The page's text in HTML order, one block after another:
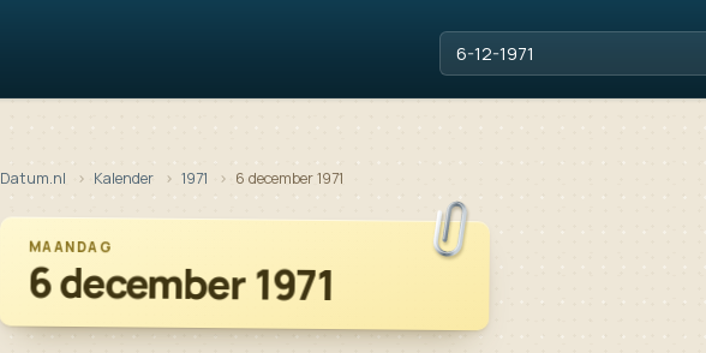
Datum.nl Kalender 1971 6 december 1971
MAANDAG
6 december 1971
Zoek een datum, jaartal of